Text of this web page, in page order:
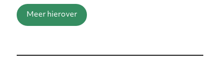
Meer hierover